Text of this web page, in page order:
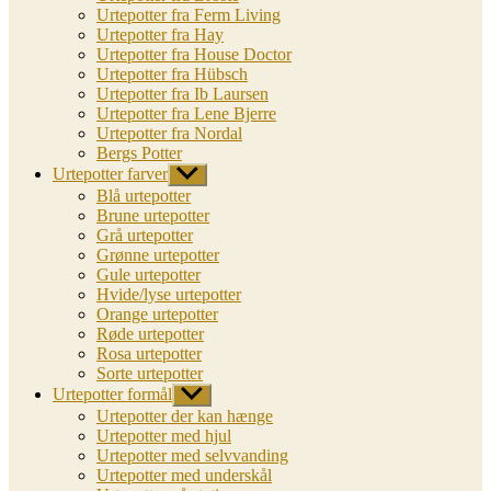
Urtepotter fra Ferm Living
Urtepotter fra Hay
Urtepotter fra House Doctor
Urtepotter fra Hübsch
Urtepotter fra Ib Laursen
Urtepotter fra Lene Bjerre
Urtepotter fra Nordal
Bergs Potter
Urtepotter farver Vis
undermenu
Blå urtepotter
Brune urtepotter
Grå urtepotter
Grønne urtepotter
Gule urtepotter
Hvide/lyse urtepotter
Orange urtepotter
Røde urtepotter
Rosa urtepotter
Sorte urtepotter
Urtepotter formål Vis
undermenu
Urtepotter der kan hænge
Urtepotter med hjul
Urtepotter med selvvanding
Urtepotter med underskål